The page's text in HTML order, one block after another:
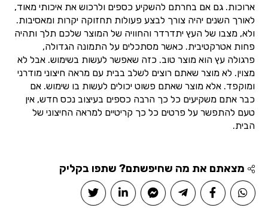
ארוכות. גם אם בחרתם להשקיע כספים ולרכוש את איכותי מאוד,
לאורך השנים יהיה צורך לבצע פעולות תחזוקה יקרות ומאסיבות.
ולא, מצבו של העץ יתדרדר והחוויה של המוצר שלכם תלך ותהיה
פחות אטרקטיבית. כאשר מסתכלים על התמונה הגדולה,
פרגולה עץ הוא מוצר טוב. כזה שאפשר לעשות בשימוש. אבל לא
מצוין. לא מוצר שאתם רוצים לשלב בבית עם מראה חיצוני מודרני
ומוקפד. אלא מוצר שאתם פשוט יכולים לעשות בו שימוש. אם
כבר אתם משקיעים כל כך הרבה כספים בעיצוב נכס חדש, אין
טעם להתפשר על פרטים כל כך קריטיים למראה החיצוני של
הבית.
מצאתם את מה שחיפשתם? שתפו בקליק